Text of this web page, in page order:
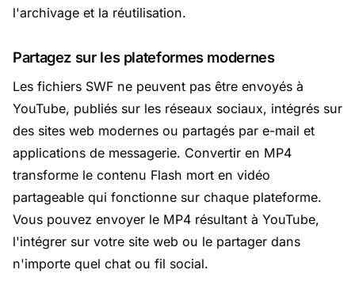
l'archivage et la réutilisation.
Partagez sur les plateformes modernes
Les fichiers SWF ne peuvent pas être envoyés à
YouTube, publiés sur les réseaux sociaux, intégrés sur
des sites web modernes ou partagés par e-mail et
applications de messagerie. Convertir en MP4
transforme le contenu Flash mort en vidéo
partageable qui fonctionne sur chaque plateforme.
Vous pouvez envoyer le MP4 résultant à YouTube,
l'intégrer sur votre site web ou le partager dans
n'importe quel chat ou fil social.